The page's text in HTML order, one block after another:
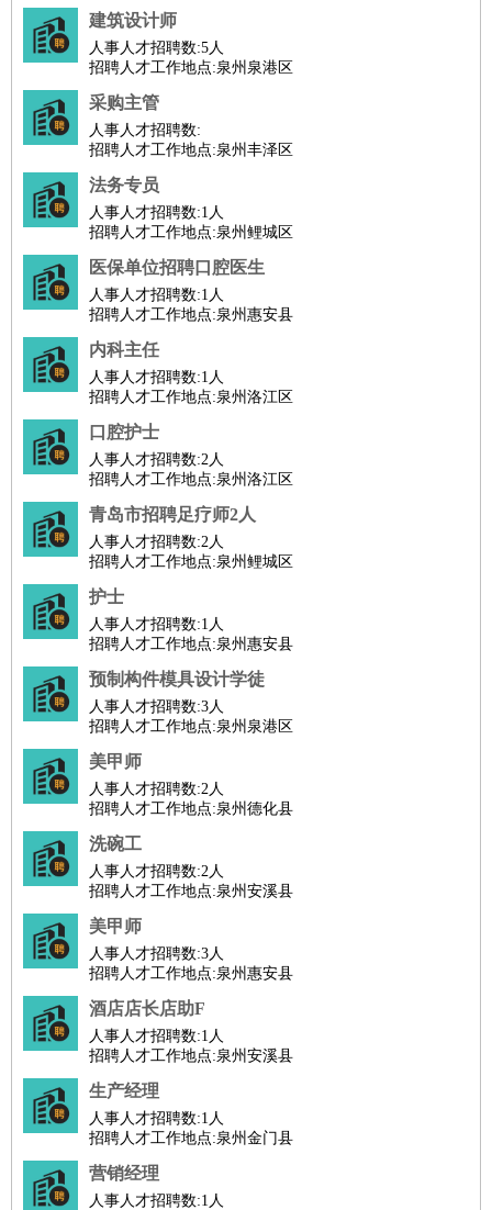
建筑设计师
人事人才招聘数:5人
招聘人才工作地点:泉州泉港区
采购主管
人事人才招聘数:
招聘人才工作地点:泉州丰泽区
法务专员
人事人才招聘数:1人
招聘人才工作地点:泉州鲤城区
医保单位招聘口腔医生
人事人才招聘数:1人
招聘人才工作地点:泉州惠安县
内科主任
人事人才招聘数:1人
招聘人才工作地点:泉州洛江区
口腔护士
人事人才招聘数:2人
招聘人才工作地点:泉州洛江区
青岛市招聘足疗师2人
人事人才招聘数:2人
招聘人才工作地点:泉州鲤城区
护士
人事人才招聘数:1人
招聘人才工作地点:泉州惠安县
预制构件模具设计学徒
人事人才招聘数:3人
招聘人才工作地点:泉州泉港区
美甲师
人事人才招聘数:2人
招聘人才工作地点:泉州德化县
洗碗工
人事人才招聘数:2人
招聘人才工作地点:泉州安溪县
美甲师
人事人才招聘数:3人
招聘人才工作地点:泉州惠安县
酒店店长店助F
人事人才招聘数:1人
招聘人才工作地点:泉州安溪县
生产经理
人事人才招聘数:1人
招聘人才工作地点:泉州金门县
营销经理
人事人才招聘数:1人